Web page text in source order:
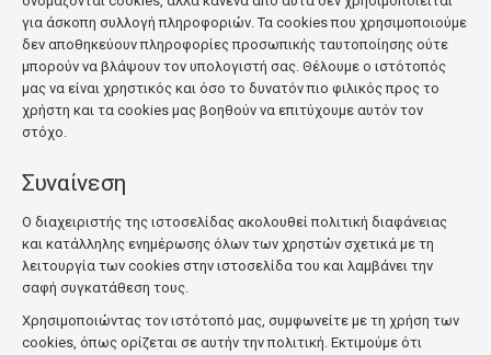
για άσκοπη συλλογή πληροφοριών. Τα cookies που χρησιμοποιούμε
δεν αποθηκεύουν πληροφορίες προσωπικής ταυτοποίησης ούτε
μπορούν να βλάψουν τον υπολογιστή σας. Θέλουμε ο ιστότοπός
μας να είναι χρηστικός και όσο το δυνατόν πιο φιλικός προς το
χρήστη και τα cookies μας βοηθούν να επιτύχουμε αυτόν τον
στόχο.
Συναίνεση
Ο διαχειριστής της ιστοσελίδας ακολουθεί πολιτική διαφάνειας
και κατάλληλης ενημέρωσης όλων των χρηστών σχετικά με τη
λειτουργία των cookies στην ιστοσελίδα του και λαμβάνει την
σαφή συγκατάθεση τους.
Χρησιμοποιώντας τον ιστότοπό μας, συμφωνείτε με τη χρήση των
cookies, όπως ορίζεται σε αυτήν την πολιτική. Εκτιμούμε ότι